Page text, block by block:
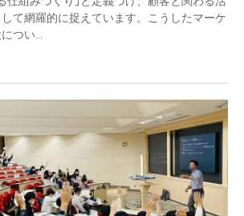
て網羅的に捉えています。こうしたマーケ
つい...